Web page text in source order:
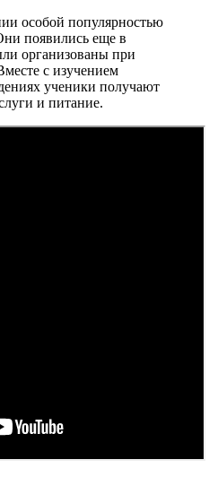
особой популярностью
появились еще в
организованы при
с изучением
ученики получают
и питание.